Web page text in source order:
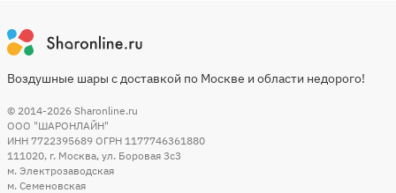
Воздушные шары с доставкой по Москве и области недорого!
© 2014-2026 Sharonline.ru
ООО "ШАРОНЛАЙН"
ИНН 7722395689 ОГРН 1177746361880
111020, г. Москва, ул. Боровая 3c3
м. Электрозаводская
м. Семеновская